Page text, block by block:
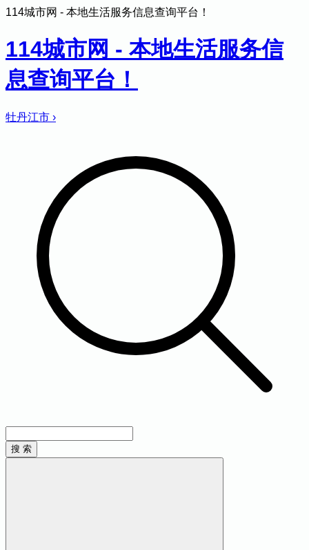
114城市网 - 本地生活服务信息查询平台！
114城市网 - 本地生活服务信
息查询平台！
牡丹江市 ›